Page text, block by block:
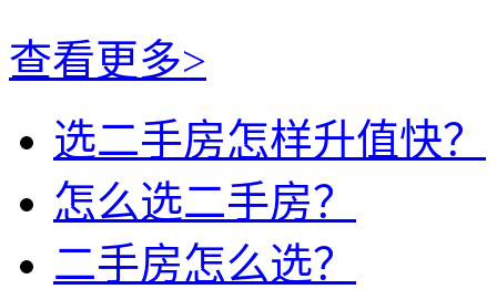
查看更多>
选二手房怎样升值快？
怎么选二手房？
二手房怎么选？